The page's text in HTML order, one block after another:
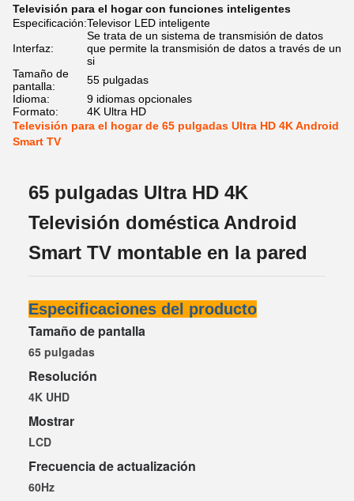
Televisión para el hogar con funciones inteligentes
Especificación:Televisor LED inteligente
Interfaz:
Se trata de un sistema de transmisión de datos
que permite la transmisión de datos a través de un
si
Tamaño de
pantalla:
55 pulgadas
Idioma:
9 idiomas opcionales
Formato:
4K Ultra HD
Televisión para el hogar de 65 pulgadas Ultra HD 4K Android
Smart TV
65 pulgadas Ultra HD 4K
Televisión doméstica Android
Smart TV montable en la pared
Especificaciones del producto
Tamaño de pantalla
65 pulgadas
Resolución
4K UHD
Mostrar
LCD
Frecuencia de actualización
60Hz